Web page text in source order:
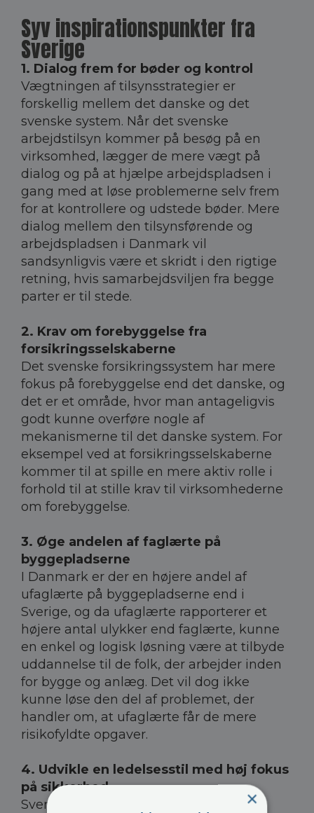
Syv inspirationspunkter fra
Sverige
1. Dialog frem for bøder og kontrol
Vægtningen af tilsynsstrategier er
forskellig mellem det danske og det
svenske system. Når det svenske
arbejdstilsyn kommer på besøg på en
virksomhed, lægger de mere vægt på
dialog og på at hjælpe arbejdspladsen i
gang med at løse problemerne selv frem
for at kontrollere og udstede bøder. Mere
dialog mellem den tilsynsførende og
arbejdspladsen i Danmark vil
sandsynligvis være et skridt i den rigtige
retning, hvis samarbejdsviljen fra begge
parter er til stede.
2. Krav om forebyggelse fra
forsikringsselskaberne
Det svenske forsikringssystem har mere
fokus på forebyggelse end det danske, og
det er et område, hvor man antageligvis
godt kunne overføre nogle af
mekanismerne til det danske system. For
eksempel ved at forsikringsselskaberne
kommer til at spille en mere aktiv rolle i
forhold til at stille krav til virksomhederne
om forebyggelse.
3. Øge andelen af faglærte på
byggepladserne
I Danmark er der en højere andel af
ufaglærte på byggepladserne end i
Sverige, og da ufaglærte rapporterer et
højere antal ulykker end faglærte, kunne
en enkel og logisk løsning være at tilbyde
uddannelse til de folk, der arbejder inden
for bygge og anlæg. Det vil dog ikke
kunne løse den del af problemet, der
handler om, at ufaglærte får de mere
risikofyldte opgaver.
4. Udvikle en ledelsesstil med høj fokus
på sikkerhed
Svenske ledere praktiserer en mere
×